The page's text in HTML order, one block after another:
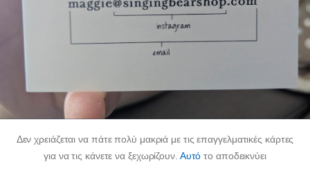
Δεν χρειάζεται να πάτε πολύ μακριά με τις επαγγελματικές κάρτες
για να τις κάνετε να ξεχωρίζουν. Αυτό το αποδεικνύει